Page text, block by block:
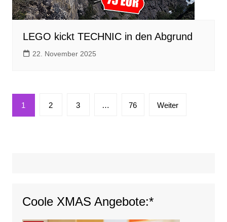
LEGO kickt TECHNIC in den Abgrund
22. November 2025
Seitennummerierung
der
1 2 3 … 76 Weiter
Coole XMAS Angebote:*